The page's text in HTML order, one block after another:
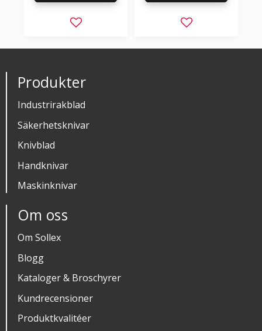
Lägg till i favoriter Lägg till i
Produkter
Industrirakblad
Säkerhetsknivar
Knivblad
Handknivar
Maskinknivar
Om oss
Om Sollex
Blogg
Kataloger & Broschyrer
Kundrecensioner
Produktkvalitéer